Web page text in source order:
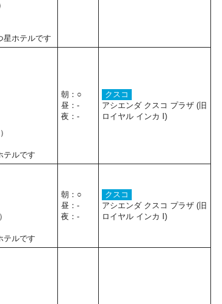
星ホテルです
テルです
朝：○
昼：-
夜：-
クスコ
アシエンダ クスコ プラザ (旧
ロイヤル インカ I)
テルです
朝：○
昼：-
夜：-
クスコ
アシエンダ クスコ プラザ (旧
ロイヤル インカ I)